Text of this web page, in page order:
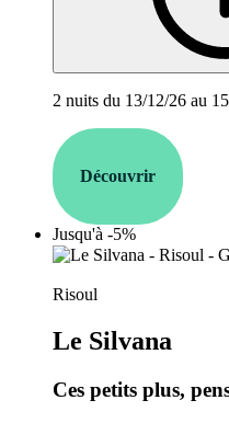
2 nuits du 13/12/26 au
Découvrir
Jusqu'à -5%
Risoul
Le Silvana
Ces petits plus,